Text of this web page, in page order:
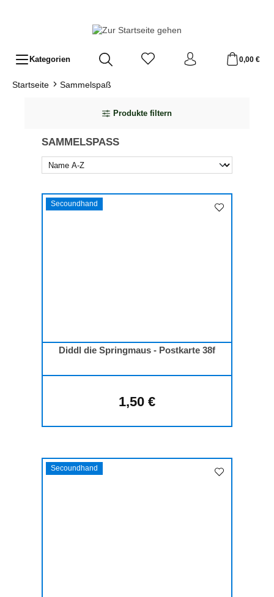
Kategorien 0,00 €
Startseite Sammelspaß
Produkte filtern
SAMMELSPASS
Secoundhand
Diddl die Springmaus - Postkarte 38f
Regulärer Preis:
1,50 €
Secoundhand